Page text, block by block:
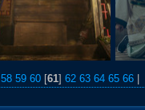
58 59 60 [61] 62 63 64 65 66